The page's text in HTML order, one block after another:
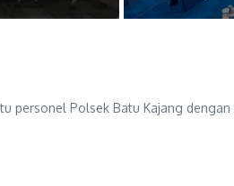
personel Polsek Batu Kajang